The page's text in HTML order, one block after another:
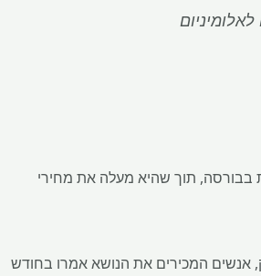
בבורסה, תוך שהיא מעלה את מחירי
אנשים המכירים את הנושא אמרו בחודש